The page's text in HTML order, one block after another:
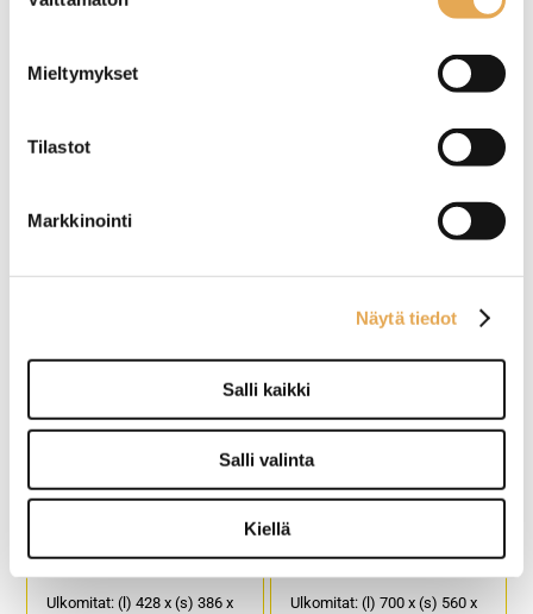
Mieltymykset
Tilastot
Markkinointi
Näytä tiedot
Salli kaikki
Salli valinta
Kiellä
60-I, runkoväri kiiltävä
2 säädettävää lankahyllyä ja
pohjataso.
Ulkomitat: (l) 428 x (s) 386 x
LCT750F-P, palvelumalli
Ulkomitat: (l) 700 x (s) 560 x